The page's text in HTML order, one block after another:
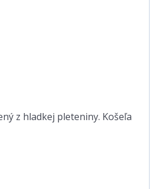
z hladkej pleteniny. Košeľa